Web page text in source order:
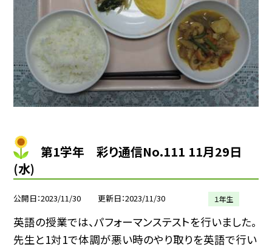
第1学年 彩り通信No.111 11月29日
(水)
公開日 2023/11/30 更新日 2023/11/30 １年生
英語の授業では、パフォーマンステストを行いました。
先生と1対1で体調が悪い時のやり取りを英語で行い